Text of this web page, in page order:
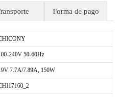
Forma de pago
240V 50-60Hz
7.7A/7.89A, 150W